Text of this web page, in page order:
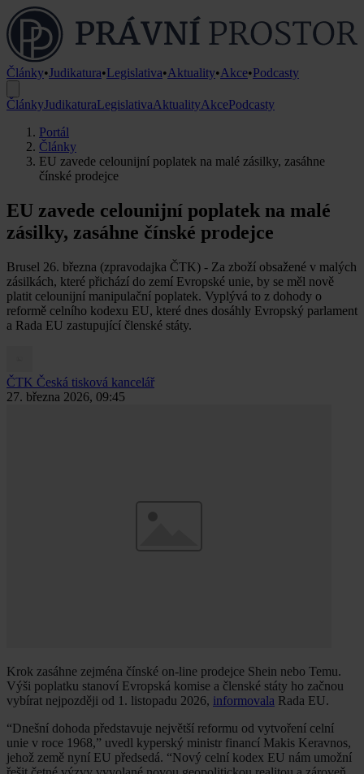
Články•Judikatura•Legislativa•Aktuality•Akce•Podcasty
ČlánkyJudikaturaLegislativaAktualityAkcePodcasty
Portál
Články
EU zavede celounijní poplatek na malé zásilky, zasáhne
čínské prodejce
EU zavede celounijní poplatek na malé
zásilky, zasáhne čínské prodejce
Brusel 26. března (zpravodajka ČTK) - Za zboží obsažené v malých
zásilkách, které přichází do zemí Evropské unie, by se měl nově
platit celounijní manipulační poplatek. Vyplývá to z dohody o
reformě celního kodexu EU, které dnes dosáhly Evropský parlament
a Rada EU zastupující členské státy.
ČTK Česká tisková kancelář
27. března 2026, 09:45
Krok zasáhne zejména čínské on-line prodejce Shein nebo Temu.
Výši poplatku stanoví Evropská komise a členské státy ho začnou
vybírat nejpozději od 1. listopadu 2026, informovala Rada EU.
“Dnešní dohoda představuje největší reformu od vytvoření celní
unie v roce 1968,” uvedl kyperský ministr financí Makis Keravnos,
jehož země nyní EU předsedá. “Nový celní kodex EU nám umožní